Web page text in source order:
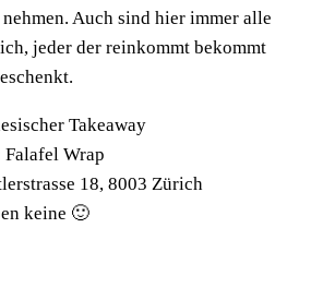
Auch sind hier immer alle
jeder der reinkommt bekommt
Takeaway
Falafel Wrap
18, 8003 Zürich
keine 🙂